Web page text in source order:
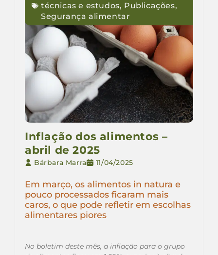
técnicas e estudos, Publicações,
Segurança alimentar
Inflação dos alimentos –
abril de 2025
Bárbara Marra 11/04/2025
Em março, os alimentos in natura e
pouco processados ficaram mais
caros, o que pode refletir em escolhas
alimentares piores
No boletim deste mês, a inflação para o grupo